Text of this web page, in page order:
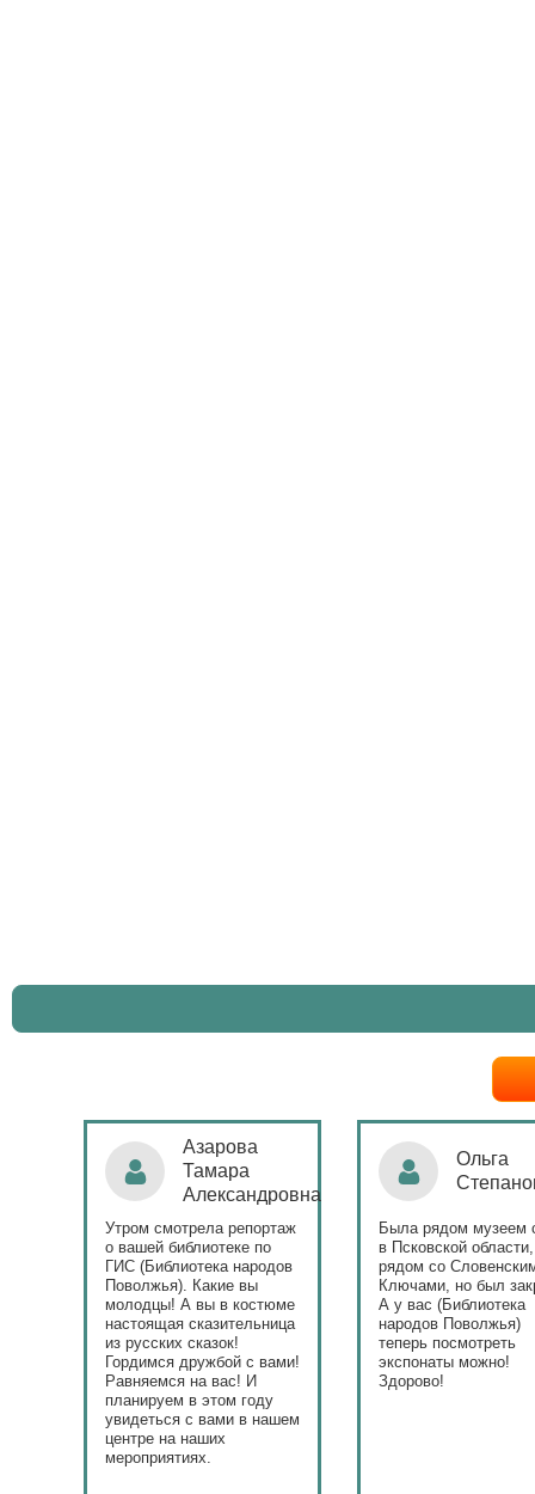
Ольга
Степанова
Была рядом музеем сето
в Псковской области,
рядом со Словенскими
Ключами, но был закрыт.
А у вас (Библиотека
народов Поволжья)
теперь посмотреть
экспонаты можно!
Здорово!
Наталья
Поздравляю
народов Поволжья с
уникальным стартом
тематического года!
и остальные
приносят людям